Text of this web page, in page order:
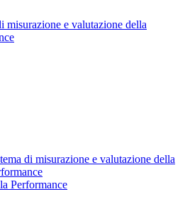
misurazione e valutazione della
di misurazione e valutazione della
Performance